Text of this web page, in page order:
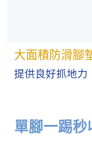
大面積防滑腳
提供良好抓地力
單腳一踢秒